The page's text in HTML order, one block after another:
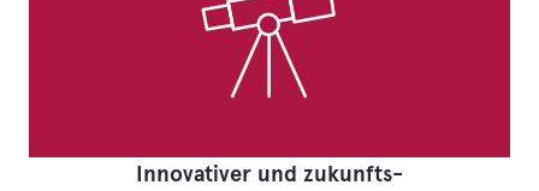
Innovativer und zukunfts-